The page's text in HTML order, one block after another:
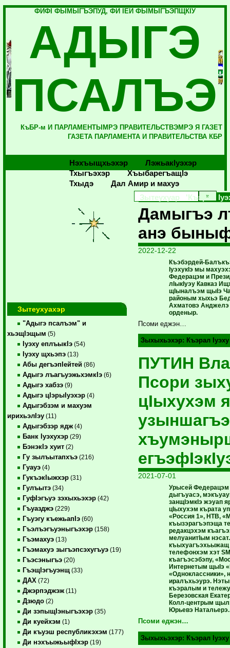
ФИФI ФЫМЫГЪЭПУД, ФИ IЕЙ ФЫМЫГЪЭПЩКIУ
АДЫГЭ
ПСАЛЪЭ
КъБР-м И ПАРЛАМЕНТЫМРЭ ПРАВИТЕЛЬСТВЭМРЭ Я ГАЗЕТ
ГАЗЕТА ПАРЛАМЕНТА И ПРАВИТЕЛЬСТВА КБР
Нэхъыщхьэхэр
Лэжьакlуэхэр
Тхыгъэхэр
Хъыбарегъащlэ
Тхыдэ
Дал Амир и махуэ
Зытеухуахэр
"Адыгэ псалъэм" и
хьэщIэщым (5)
Iуэху еплъыкIэ (54)
Iуэху щхьэпэ (13)
Абы дегъэпIейтей (86)
Адыгэ лъагъуэжьхэмкIэ (6)
Адыгэ хабзэ (9)
Адыгэ цIэрыIуэхэр (4)
Адыгэбзэм и махуэм
ирихьэлIэу (11)
Адыгэбзэр ядж (4)
Банк Iуэхухэр (29)
БэнэкIэ хуит (2)
Гу зылъытапхъэ (216)
Гуауэ (4)
ГукъэкIыжхэр (31)
Гулъытэ (34)
ГуфIэгъуэ зэхыхьэхэр (42)
Гъуазджэ (229)
Гъуэгу къежьапIэ (60)
Гъэлъэгъуэныгъэхэр (158)
Гъэмахуэ (13)
Гъэмахуэ зыгъэпсэхугъуэ (19)
Гъэсэныгъэ (20)
ГъэщIэгъуэнщ (33)
ДАХ (72)
Джэрпэджэж (11)
Дзюдо (2)
Ди зэпыщIэныгъэхэр (35)
Ди куейхэм (1)
Ди къуэш республикэхэм (177)
Ди нэхъыжьыфIхэр (19)
Зытеухуар 'Къэрал
Дамыгъэ
анэ
2022-12-22
Къэбэрдей-
IуэхукIэ мы
Федерацэм и
лIыкIуэу Кавказ
щIыналъэм щыIэ
районым хыхьэ
Ахматовэ
орденыр.
Псоми еджэн…
Зыхыхьэхэр: Къэрал Iуэху
ПУТИН
Псори
цIыхухэм я
2021-07-01
Урысей Федерацэм
дыгъуасэ,
занщIэмкIэ жэуап
цIыхухэм кърата
«Россия 1», НТВ,
къызэрагъэпэща
редакцэхэм
мелуанитIым
къыхуагъэхьыжащ
телефонхэм хэт
къагъэсэбэпу,
Интернетым щыIэ
«Одноклассники»,
иралъхьэурэ.
къэралым и
Березовская
Колл-центрым
Юрьевэ Натальерэ.
Псоми еджэн…
Зыхыхьэхэр: Къэрал Iуэху